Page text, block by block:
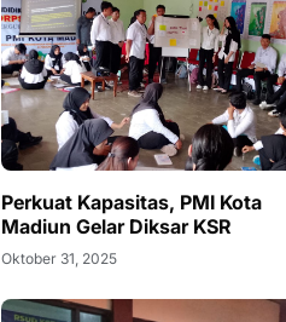
Perkuat Kapasitas, PMI Kota
Madiun Gelar Diksar KSR
Oktober 31, 2025